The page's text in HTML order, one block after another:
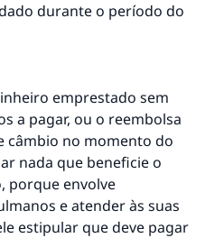
durante o período do
emprestado sem
a pagar, ou o reembolsa
câmbio no momento do
nada que beneficie o
porque envolve
e atender às suas
estipular que deve pagar